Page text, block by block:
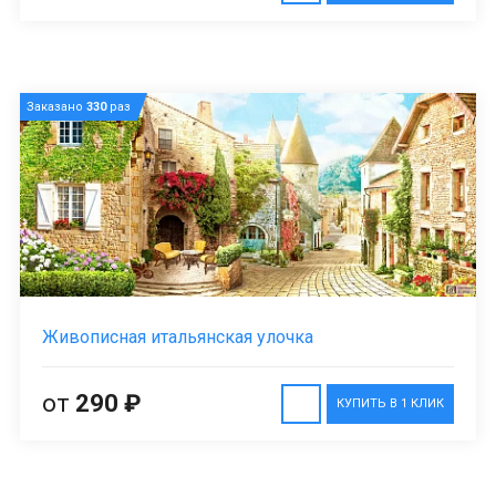
Заказано 330раз
Живописная итальянская улочка
КУПИТЬ В 1 КЛИК
от 290 ₽